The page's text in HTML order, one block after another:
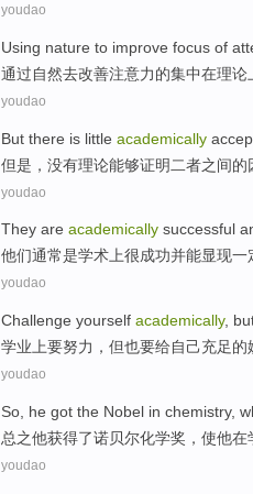
youdao
Using nature to improve focus of
通过自然去改善注意力的集中在理论
youdao
But there is little academically
但是 ， 没有理论能够证明二者之间的
youdao
They are academically successful
他们通常是学术上很成功并能显现一
youdao
Challenge yourself academically,
学业 上要努力， 但也要给自己充足的
youdao
So, he got the Nobel in chemistry,
总之他获得了诺贝尔化学奖 ， 使他在
youdao